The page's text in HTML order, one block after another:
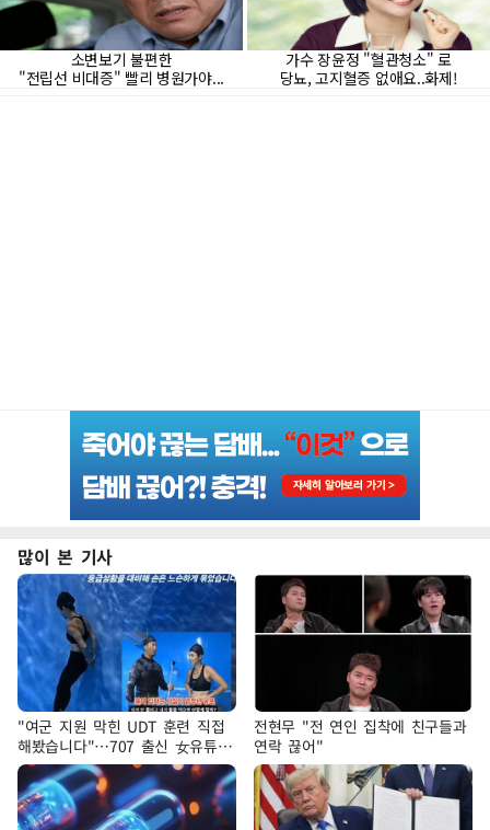
많이 본 기사
"여군 지원 막힌 UDT 훈련 직접
해봤습니다"…707 출신 女유튜버
'완벽 소화'
전현무 "전 연인 집착에 친구들과
연락 끊어"